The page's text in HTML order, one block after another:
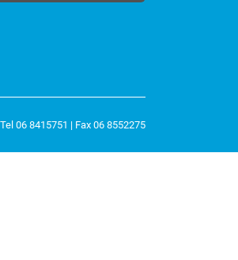
06 8415751 | Fax 06 8552275